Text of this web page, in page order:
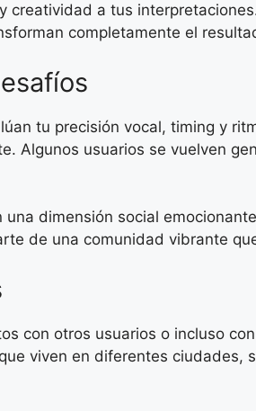
a tus
completamente el
tu precisión vocal, timing y
Algunos usuarios se vuelven
dimensión social
de una comunidad vibrante
con otros usuarios o incluso
viven en diferentes ciudades,